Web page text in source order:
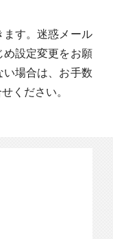
す。迷惑メール
め設定変更をお願
場合は、お手数
ください。